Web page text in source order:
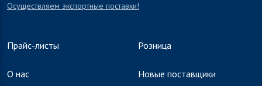
Осуществляем экспортные поставки!
Прайс-листы
О нас
Розница
Новые поставщики